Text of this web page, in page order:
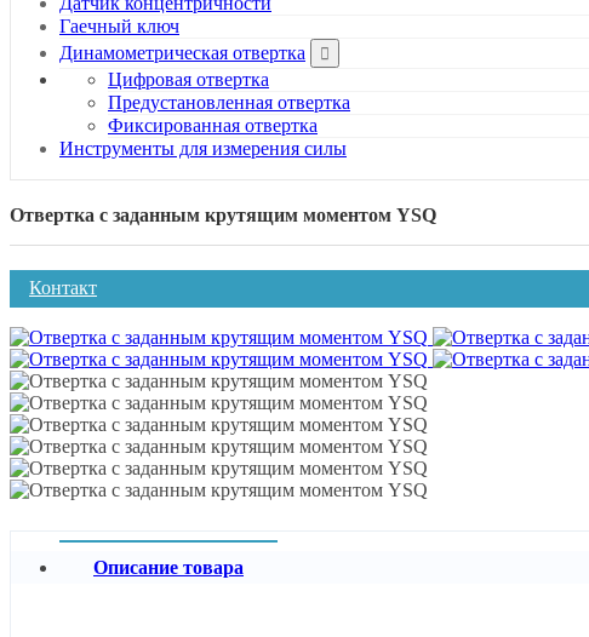
Гаечный ключ
Динамометрическая отвертка
Цифровая отвертка
Предустановленная отвертка
Фиксированная отвертка
Инструменты для измерения силы
Отвертка с заданным крутящим моментом YSQ
Контакт
Описание товара